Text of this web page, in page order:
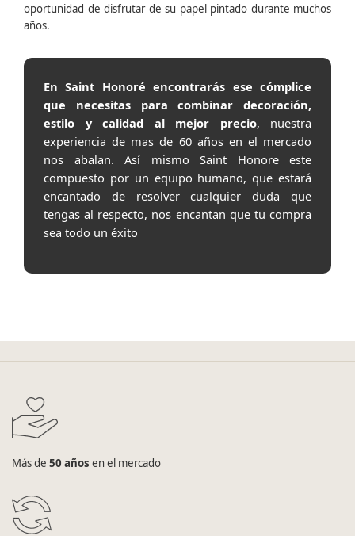
oportunidad de disfrutar de su papel pintado durante muchos
años.
En Saint Honoré encontrarás ese cómplice
que necesitas para combinar decoración,
estilo y calidad al mejor precio, nuestra
experiencia de mas de 60 años en el mercado
nos abalan. Así mismo Saint Honore este
compuesto por un equipo humano, que estará
encantado de resolver cualquier duda que
tengas al respecto, nos encantan que tu compra
sea todo un éxito
Más de 50 años en el mercado